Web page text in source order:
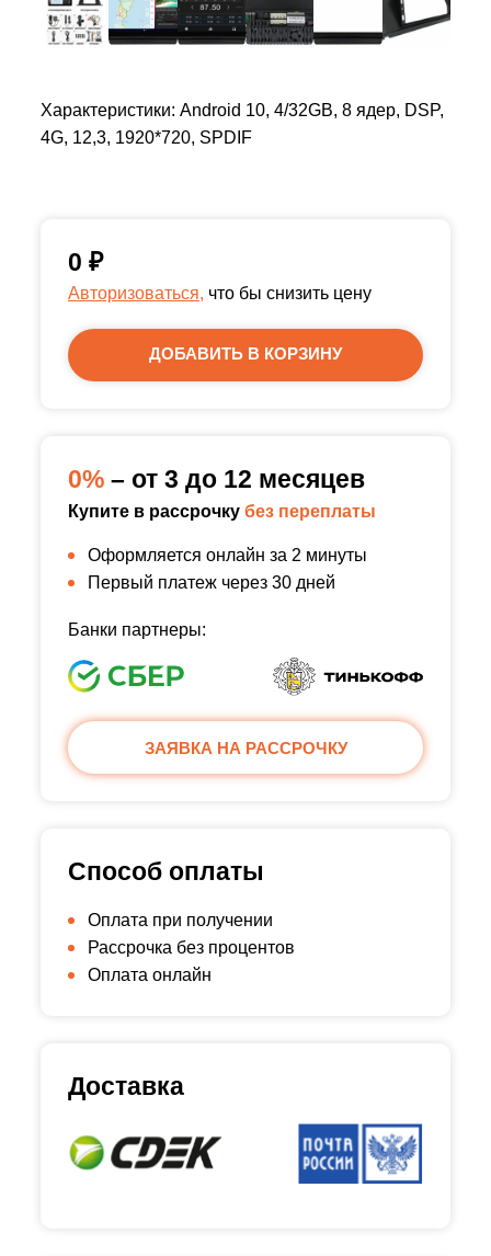
Характеристики: Android 10, 4/32GB, 8 ядер, DSP,
4G, 12,3, 1920*720, SPDIF
0 ₽
Авторизоваться, что бы снизить цену
ДОБАВИТЬ В КОРЗИНУ
0% – от 3 до 12 месяцев
Купите в рассрочку без переплаты
Оформляется онлайн за 2 минуты
Первый платеж через 30 дней
Банки партнеры:
ЗАЯВКА НА РАССРОЧКУ
Способ оплаты
Оплата при получении
Рассрочка без процентов
Оплата онлайн
Доставка